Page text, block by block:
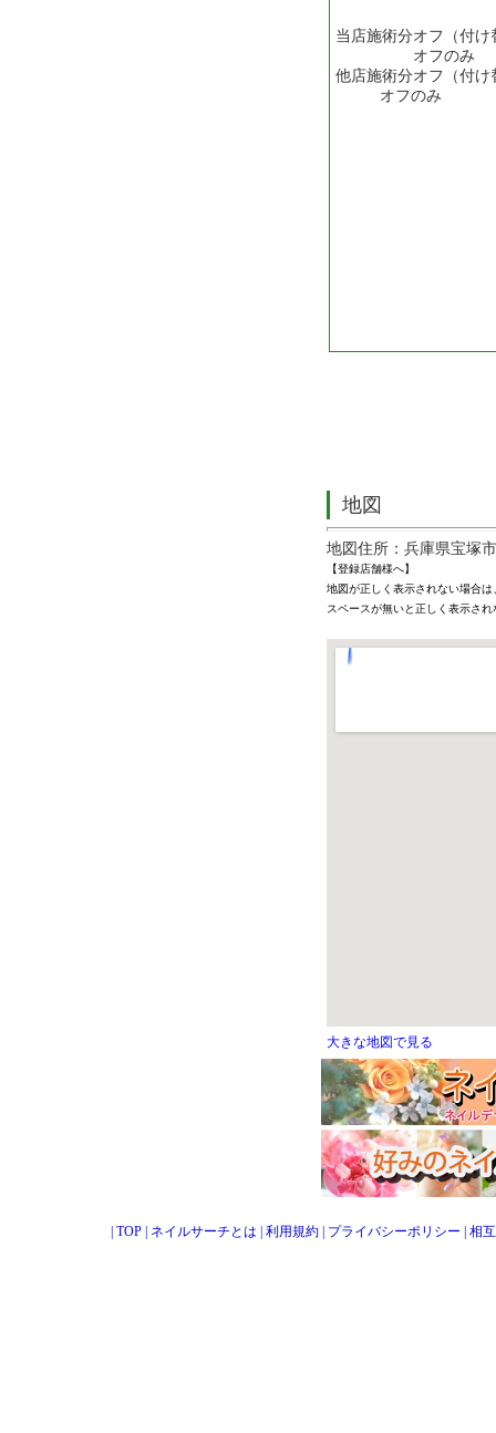
当店施術分オフ（付
オフのみ
他店施術分オフ（付
オフのみ
地図
地図住所：兵庫県宝塚
【登録店舗様へ】
地図が正しく表示されない場合
スペースが無いと正しく表示さ
大きな地図で見る
TOP ネイルサーチとは 利用規約 プライバシーポリシー 相